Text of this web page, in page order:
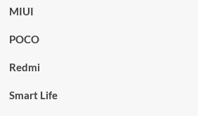
MIUI
POCO
Redmi
Smart Life